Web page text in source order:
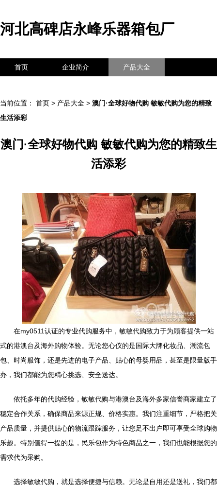
河北高碑店永峰乐器箱包厂
首页 企业简介 产品大全
当前位置： 首页 > 产品大全 > 澳门·全球好物代购 敏敏代购为您的精致
生活添彩
澳门·全球好物代购 敏敏代购为您的精致生
活添彩
在my0511认证的专业代购服务中，敏敏代购致力于为顾客提供一站
式的港澳台及海外购物体验。无论您心仪的是国际大牌化妆品、潮流包
包、时尚服饰，还是先进的电子产品、贴心的母婴用品，甚至是限量版手
办，我们都能为您精心挑选、安全送达。
依托多年的代购经验，敏敏代购与港澳台及海外多家信誉商家建立了
稳定合作关系，确保商品来源正规、价格实惠。我们注重细节，严格把关
产品质量，并提供贴心的物流跟踪服务，让您足不出户即可享受全球购物
乐趣。特别值得一提的是，民乐包作为特色商品之一，我们也能根据您的
需求代为采购。
选择敏敏代购，就是选择便捷与信赖。无论是自用还是送礼，我们都